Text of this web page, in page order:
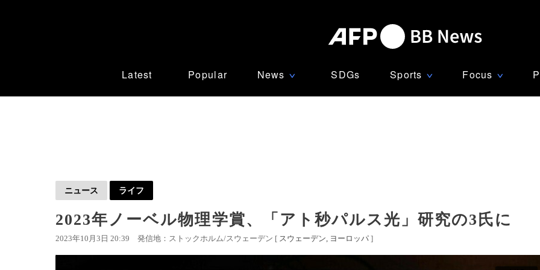
Latest Popular News ∨ SDGs Sports ∨ Focus ∨
ニュース ライフ
2023年ノーベル物理学賞、「アト秒パルス光」研究の3氏に
2023年10月3日 20:39 発信地：ストックホルム/スウェーデン [ スウェーデン ヨーロッパ ]